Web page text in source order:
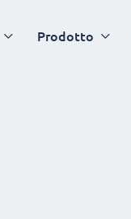
Prodotto